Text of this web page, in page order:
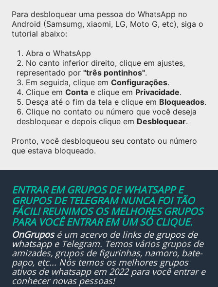
Para desbloquear uma pessoa do WhatsApp no
Android (Samsumg, xiaomi, LG, Moto G, etc), siga o
tutorial abaixo:
Abra o WhatsApp
No canto inferior direito, clique em ajustes,
representado por "três pontinhos".
Em seguida, clique em Configurações.
Clique em Conta e clique em Privacidade.
Desça até o fim da tela e clique em Bloqueados.
Clique no contato ou número que você deseja
desbloquear e depois clique em Desbloquear.
Pronto, você desbloqueou seu contato ou número
que estava bloqueado.
ENTRAR EM GRUPOS DE WHATSAPP E
GRUPOS DE TELEGRAM NUNCA FOI TÃO
FÁCIL! REUNIMOS OS MELHORES GRUPOS
PARA VOCÊ ENTRAR EM UM SÓ CLIQUE.
OnGruposé um acervo de links de grupos de
whatsappe Telegram. Temos vários grupos de
amizades, grupos de figurinhas, namoro, bate-
papo, etc... Nós temos os melhores grupos
ativos de whatsapp em 2022 para você entrar e
conhecer novas pessoas!